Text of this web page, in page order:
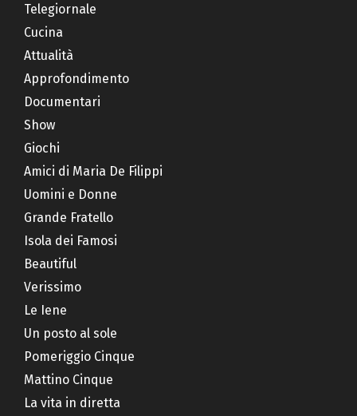
Telegiornale
Cucina
Attualità
Approfondimento
Documentari
Show
Giochi
Amici di Maria De Filippi
Uomini e Donne
Grande Fratello
Isola dei Famosi
Beautiful
Verissimo
Le Iene
Un posto al sole
Pomeriggio Cinque
Mattino Cinque
La vita in diretta